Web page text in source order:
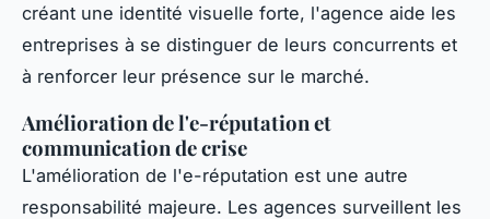
créant une identité visuelle forte, l'agence aide les
entreprises à se distinguer de leurs concurrents et
à renforcer leur présence sur le marché.
Amélioration de l'e-réputation et
communication de crise
L'amélioration de l'e-réputation est une autre
responsabilité majeure. Les agences surveillent les